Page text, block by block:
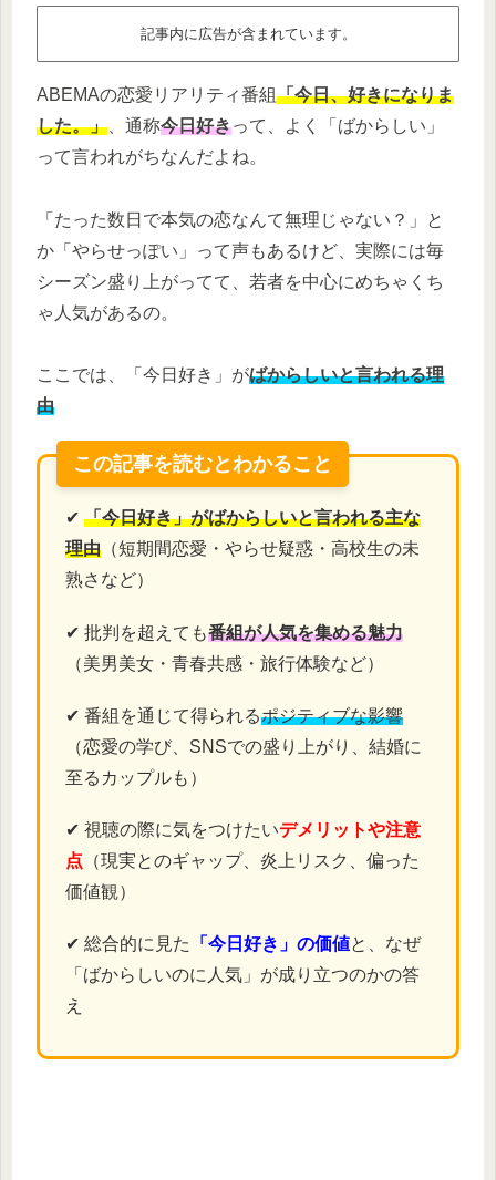
記事内に広告が含まれています。
ABEMAの恋愛リアリティ番組「今日、好きになりま
した。」 、通称今日好きって、よく「ばからしい」
って言われがちなんだよね。
「たった数日で本気の恋なんて無理じゃない？」と
か「やらせっぽい」って声もあるけど、実際には毎
シーズン盛り上がってて、若者を中心にめちゃくち
ゃ人気があるの。
ここでは、「今日好き」がばからしいと言われる理
由
この記事を読むとわかること
✔「今日好き」がばからしいと言われる主な
理由 （短期間恋愛・やらせ疑惑・高校生の未
熟さなど）
✔ 批判を超えても番組が人気を集める魅力
（美男美女・青春共感・旅行体験など）
✔ 番組を通じて得られるポジティブな影響
（恋愛の学び、SNSでの盛り上がり、結婚に
至るカップルも）
✔ 視聴の際に気をつけたいデメリットや注意
点 （現実とのギャップ、炎上リスク、偏った
価値観）
✔ 総合的に見た 「今日好き」の価値と、なぜ
「ばからしいのに人気」が成り立つのかの答
え